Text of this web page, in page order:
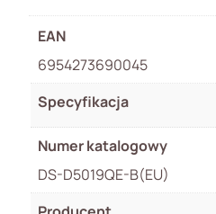
EAN
6954273690045
Specyfikacja
Numer katalogowy
DS-D5019QE-B(EU)